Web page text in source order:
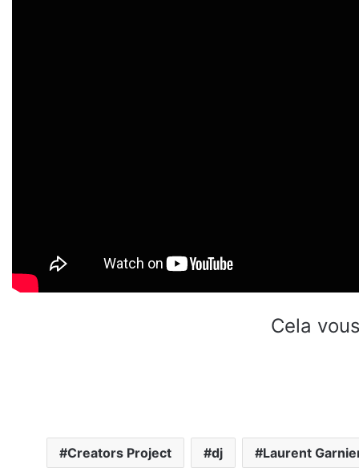
Cela
Creators Project dj Laurent